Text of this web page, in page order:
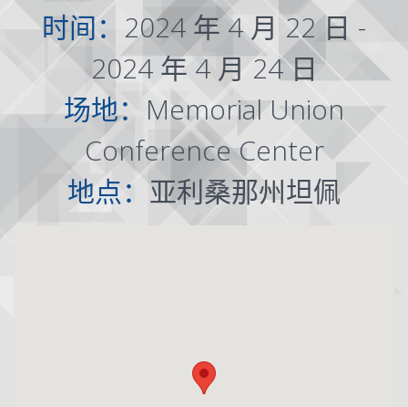
时间： 2024 年 4 月 22 日 -
2024 年 4 月 24 日
场地： Memorial Union
Conference Center
地点： 亚利桑那州坦佩